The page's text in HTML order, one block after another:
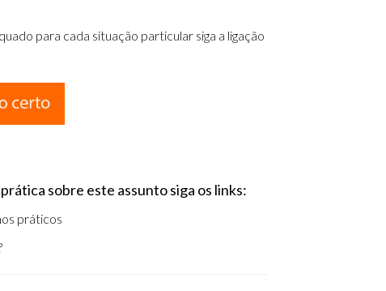
para cada situação particular siga a ligação
sobre este assunto siga os links:
práticos